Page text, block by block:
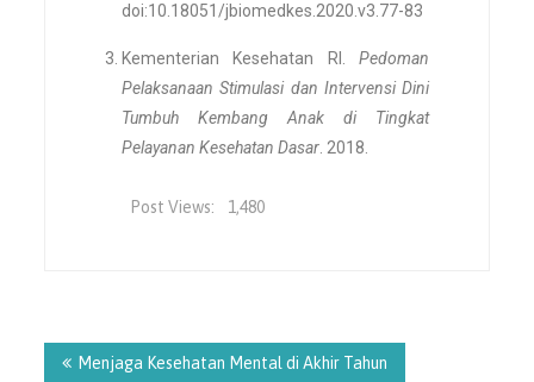
doi:10.18051/jbiomedkes.2020.v3.77-83
Kementerian Kesehatan RI. Pedoman
Pelaksanaan Stimulasi dan Intervensi Dini
Tumbuh Kembang Anak di Tingkat
Pelayanan Kesehatan Dasar . 2018.
Post Views: 1,480
Menjaga Kesehatan Mental di Akhir Tahun